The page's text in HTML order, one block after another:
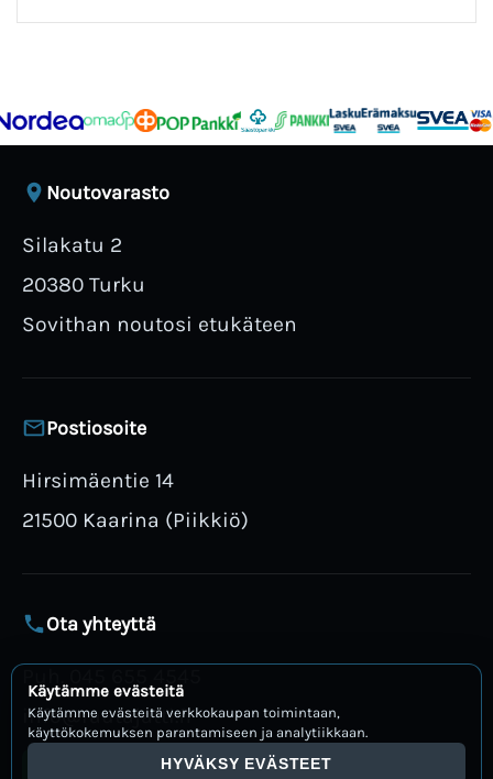
Noutovarasto
Silakatu 2
20380 Turku
Sovithan noutosi etukäteen
Postiosoite
Hirsimäentie 14
21500 Kaarina (Piikkiö)
Ota yhteyttä
info@rautajatti.fi
Avaa WhatsApp
Käytämme evästeitä
Käytämme evästeitä verkkokaupan toimintaan,
käyttökokemuksen parantamiseen ja analytiikkaan.
HYVÄKSY EVÄSTEET